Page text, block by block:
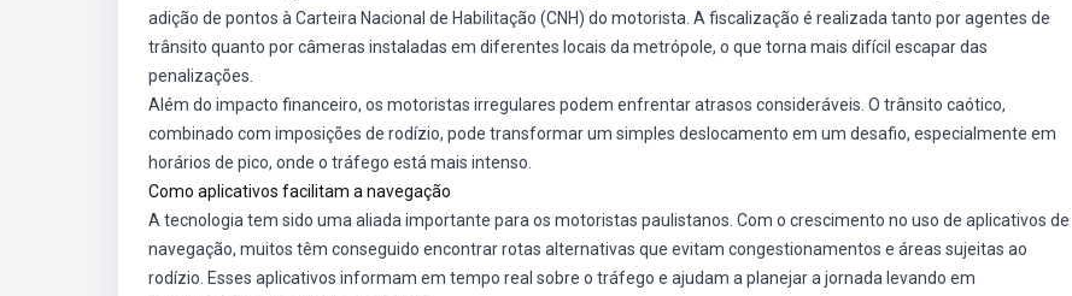
adição de pontos à Carteira Nacional de Habilitação (CNH) do motorista. A fiscalização é realizada tanto por agentes de
trânsito quanto por câmeras instaladas em diferentes locais da metrópole, o que torna mais difícil escapar das
penalizações.
Além do impacto financeiro, os motoristas irregulares podem enfrentar atrasos consideráveis. O trânsito caótico,
combinado com imposições de rodízio, pode transformar um simples deslocamento em um desafio, especialmente em
horários de pico, onde o tráfego está mais intenso.
Como aplicativos facilitam a navegação
A tecnologia tem sido uma aliada importante para os motoristas paulistanos. Com o crescimento no uso de aplicativos de
navegação, muitos têm conseguido encontrar rotas alternativas que evitam congestionamentos e áreas sujeitas ao
rodízio. Esses aplicativos informam em tempo real sobre o tráfego e ajudam a planejar a jornada levando em